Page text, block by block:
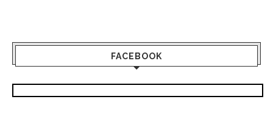
FACEBOOK